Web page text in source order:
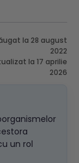
la 28 august
2022
la 17 aprilie
2026
un rol